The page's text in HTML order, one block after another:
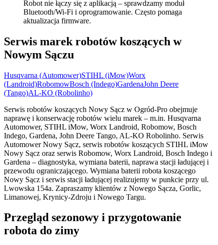
Robot nie łączy się z aplikacją – sprawdzamy moduł
Bluetooth/Wi‑Fi i oprogramowanie. Często pomaga
aktualizacja firmware.
Serwis marek robotów koszących w
Nowym Sączu
Husqvarna (Automower)STIHL (iMow)Worx
(Landroid)RobomowBosch (Indego)GardenaJohn Deere
(Tango)AL-KO (Robolinho)
Serwis robotów koszących Nowy Sącz w Ogród-Pro obejmuje
naprawę i konserwację robotów wielu marek – m.in. Husqvarna
Automower, STIHL iMow, Worx Landroid, Robomow, Bosch
Indego, Gardena, John Deere Tango, AL-KO Robolinho. Serwis
Automower Nowy Sącz, serwis robotów koszących STIHL iMow
Nowy Sącz oraz serwis Robomow, Worx Landroid, Bosch Indego i
Gardena – diagnostyka, wymiana baterii, naprawa stacji ładującej i
przewodu ograniczającego. Wymiana baterii robota koszącego
Nowy Sącz i serwis stacji ładującej realizujemy w punkcie przy ul.
Lwowska 154a. Zapraszamy klientów z Nowego Sącza, Gorlic,
Limanowej, Krynicy-Zdroju i Nowego Targu.
Przegląd sezonowy i przygotowanie
robota do zimy